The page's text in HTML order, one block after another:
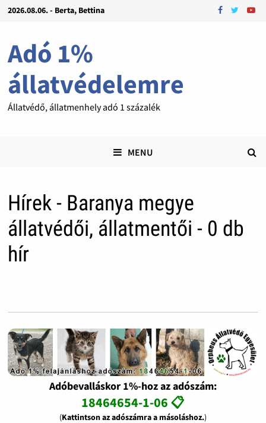
2026.08.06. - Berta, Bettina
Adó 1%
állatvédelemre
Állatvédő, állatmenhely adó 1 százalék
MENU
Hírek - Baranya megye
állatvédői, állatmentői - 0 db
hír
Adóbevalláskor 1%-hoz az adószám:
18464654-1-06 📋
(Kattintson az adószámra a másoláshoz.)